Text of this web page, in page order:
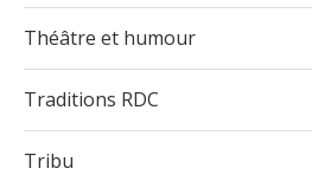
Théâtre et humour
Traditions RDC
Tribu